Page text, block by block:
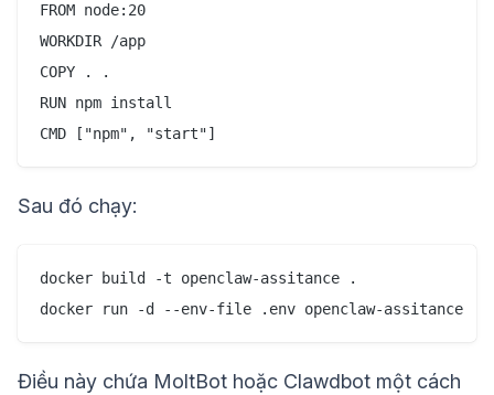
FROM node:20
WORKDIR /app
COPY . .
RUN npm install
CMD ["npm", "start"]
Sau đó chạy:
docker build -t openclaw-assitance .
Điều này chứa MoltBot hoặc Clawdbot một cách